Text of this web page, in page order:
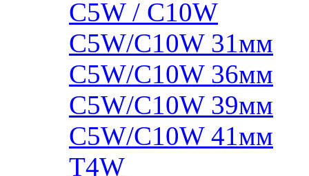
C5W / C10W
C5W/C10W 31мм
C5W/C10W 36мм
C5W/C10W 39мм
C5W/C10W 41мм
T4W